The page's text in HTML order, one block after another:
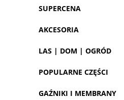
SUPERCENA
AKCESORIA
LAS | DOM | OGRÓD
POPULARNE CZĘŚCI
GAŹNIKI I MEMBRANY